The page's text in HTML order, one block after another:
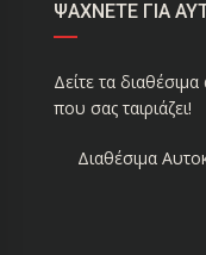
ΨΑΧΝΕΤΕ ΓΙΑ
Δείτε τα
που σας ταιριάζει!
Διαθέσιμα